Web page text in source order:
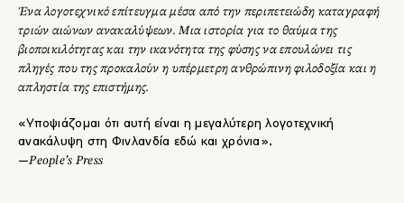
Ένα λογοτεχνικό επίτευγμα μέσα από την περιπετειώδη καταγραφή
τριών αιώνων ανακαλύψεων. Μια ιστορία για το θαύμα της
βιοποικιλότητας και την ικανότητα της φύσης να επουλώνει τις
πληγές που της προκαλούν η υπέρμετρη ανθρώπινη φιλοδοξία και η
απληστία της επιστήμης.
«Υποψιάζομαι ότι αυτή είναι η μεγαλύτερη λογοτεχνική
ανακάλυψη στη Φινλανδία εδώ και χρόνια».
—People’s Press